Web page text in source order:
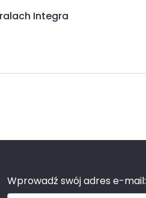
Integra
Wprowadź swój adres e-mail: